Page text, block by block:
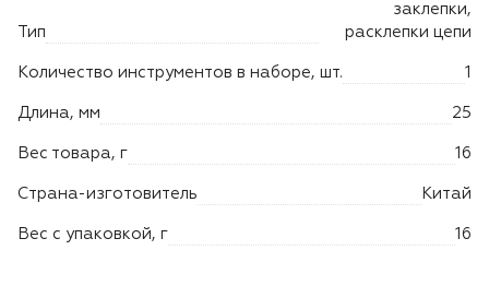
Лодочные моторы Toyama
Тип
заклепки,
расклепки цепи
Количество инструментов в наборе, шт. 1
Длина, мм 25
Вес товара, г 16
Страна-изготовитель Китай
Вес с упаковкой, г 16